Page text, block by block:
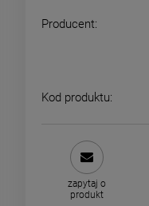
Producent:
Kod produktu:
zapytaj o
produkt